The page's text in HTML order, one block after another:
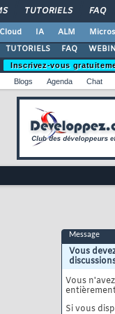
TUTORIELS FAQ
Cloud IA ALM
TUTORIELS
FAQ
Inscrivez-vous
Blogs Agenda Chat
Message
Vous
Vous
Si vous